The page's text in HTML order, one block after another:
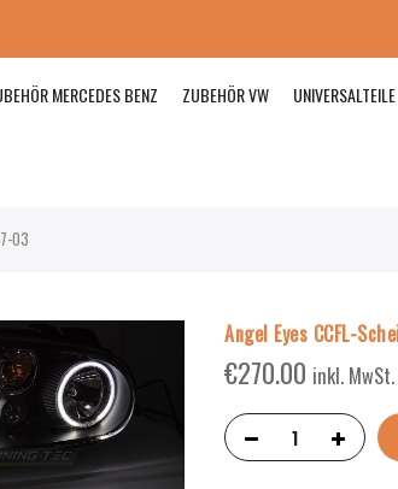
MERCEDES BENZ ZUBEHÖR VW UNIVERSALTEILE
03
Angel Eyes CCFL-
€270.00 inkl.